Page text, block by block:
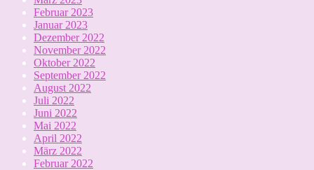
Februar 2023
Januar 2023
Dezember 2022
November 2022
Oktober 2022
September 2022
August 2022
Juli 2022
Juni 2022
Mai 2022
April 2022
März 2022
Februar 2022